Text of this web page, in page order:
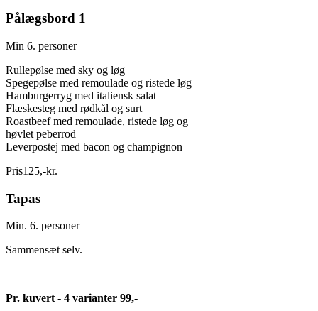
Pålægsbord 1
Min 6. personer
Rullepølse med sky og løg
Spegepølse med remoulade og ristede løg
Hamburgerryg med italiensk salat
Flæskesteg med rødkål og surt
Roastbeef med remoulade, ristede løg og
høvlet peberrod
Leverpostej med bacon og champignon
Pris125,-kr.
Tapas
Min. 6. personer
Sammensæt selv.
Pr. kuvert - 4 varianter 99,-